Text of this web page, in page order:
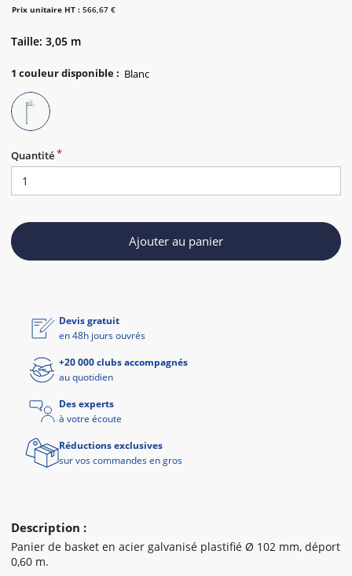
Prix unitaire HT : 566,67 €
Taille: 3,05 m
1 couleur disponible:
Quantité
Ajouter au panier
Description :
Panier de basket en acier galvanisé plastifié Ø 102 mm, déport
0,60 m.
Devis gratuit
en 48h jours ouvrés
+20 000 clubs accompagnés
au quotidien
Des experts
à votre écoute
Réductions exclusives
sur vos commandes en gros